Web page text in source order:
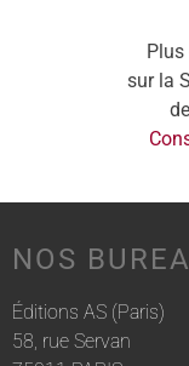
sur la
NOS
Éditions AS (Paris)
58, rue Servan